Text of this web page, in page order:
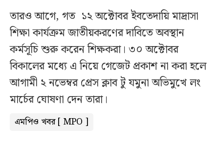
তারও আগে, গত ১২ অক্টোবর ইবতেদায়ি মাদ্রাসা
শিক্ষা কার্যক্রম জাতীয়করণের দাবিতে অবস্থান
কর্মসূচি শুরু করেন শিক্ষকরা। ৩০ অক্টোবর
বিকালের মধ্যে এ নিয়ে গেজেট প্রকাশ না করা হলে
আগামী ২ নভেম্বর প্রেস ক্লাব টু যমুনা অভিমুখে লং
মার্চের ঘোষণা দেন তারা।
এমপিও খবর [ MPO ]